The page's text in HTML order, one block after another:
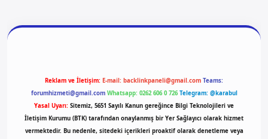
Reklam ve İletişim: E-mail: backlinkpaneli@gmail.com Teams:
forumhizmeti@gmail.com Whatsapp: 0262 606 0 726 Telegram: @karabul
Yasal Uyarı: Sitemiz, 5651 Sayılı Kanun gereğince Bilgi Teknolojileri ve
İletişim Kurumu (BTK) tarafından onaylanmış bir Yer Sağlayıcı olarak hizmet
vermektedir. Bu nedenle, sitedeki içerikleri proaktif olarak denetleme veya